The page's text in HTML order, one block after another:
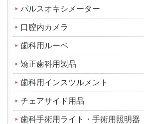
パルスオキシメーター
口腔内カメラ
歯科用ルーペ
矯正歯科用製品
歯科用インスツルメント
チェアサイド用品
歯科手術用ライト・手術用照明器